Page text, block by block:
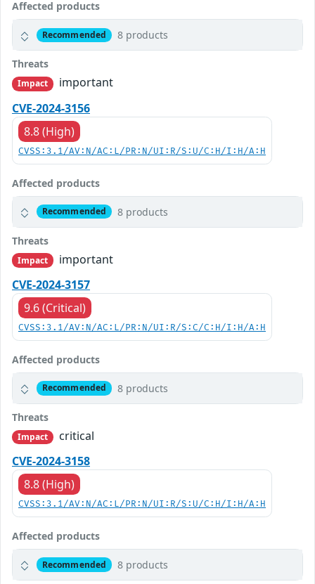
Affected products
Recommended 8 products
Threats
Impact
important
CVE-2024-3156
8.8 (High)
CVSS:3.1/AV:N/AC:L/PR:N/UI:R/S:U/C:H/I:H/A:H
Affected products
Recommended 8 products
Threats
Impact
important
CVE-2024-3157
9.6 (Critical)
CVSS:3.1/AV:N/AC:L/PR:N/UI:R/S:C/C:H/I:H/A:H
Affected products
Recommended 8 products
Threats
Impact
critical
CVE-2024-3158
8.8 (High)
CVSS:3.1/AV:N/AC:L/PR:N/UI:R/S:U/C:H/I:H/A:H
Affected products
Recommended 8 products